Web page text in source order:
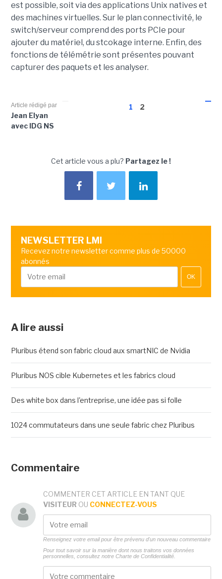
est possible, soit via des applications Unix natives et
des machines virtuelles. Sur le plan connectivité, le
switch/serveur comprend des ports PCIe pour
ajouter du matériel, du stcokage interne. Enfin, des
fonctions de télémétrie sont présentes pouvant
capturer des paquets et les analyser.
1 2
Article rédigé par
Jean Elyan
avec IDG NS
Cet article vous a plu? Partagez le !
NEWSLETTER LMI
Recevez notre newsletter comme plus de 50000
abonnés
OK
A lire aussi
Pluribus étend son fabric cloud aux smartNIC de Nvidia
Pluribus NOS cible Kubernetes et les fabrics cloud
Des white box dans l'entreprise, une idée pas si folle
1024 commutateurs dans une seule fabric chez Pluribus
Commentaire
COMMENTER CET ARTICLE EN TANT QUE
VISITEUR OU CONNECTEZ-VOUS
Renseignez votre email pour être prévenu d'un nouveau commentaire
Pour tout savoir sur la manière dont nous traitons vos données
personnelles, consultez notre Charte de Confidentialité.